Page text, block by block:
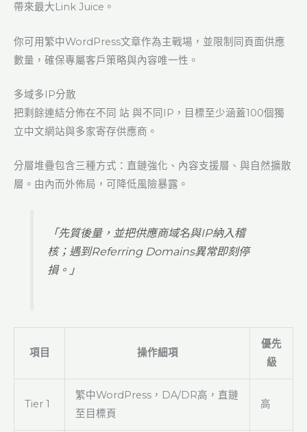
帶來最大Link Juice。
你可用繁中WordPress文章作為主戰場，並限制同頁面供應
數量，確保專屬客戶策略與內容唯一性。
多域多IP分散
把剩餘連結分佈在不同 站 與不同IP，目標至少涵蓋100個獨
立中文網站與多家寄存供應商。
分層堆疊包含三種方式：直鏈強化、內容支援層、與自然擴散
層。由內而外佈局，可降低風險暴露。
「先質後量，並把供應商域名與IP納入稽
核；遇到Referring Domains異常即刻停
損。」
項目 操作細項
優先
級
Tier 1
繁中WordPress，DA/DR高，直鏈
至目標頁
高